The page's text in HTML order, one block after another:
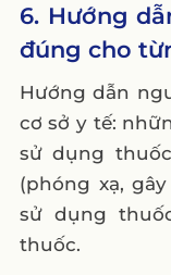
6. Hướng
đúng cho
Hướng dẫn
cơ sở y tế:
sử dụng
(phóng xạ,
sử dụng
thuốc.